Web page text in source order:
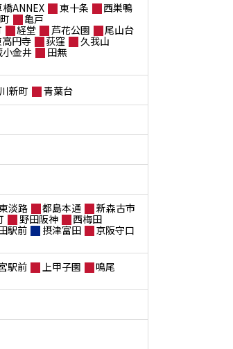
ANNEX 東十条
西巣鴨
亀戸
経堂 芦花公園
尾山台
円寺 荻窪
久我山
小金井
田無
新町 青葉台
淡路 都島本通
新森古市
野田阪神
西梅田
駅前 摂津富田
京阪守口
駅前 上甲子園
鳴尾